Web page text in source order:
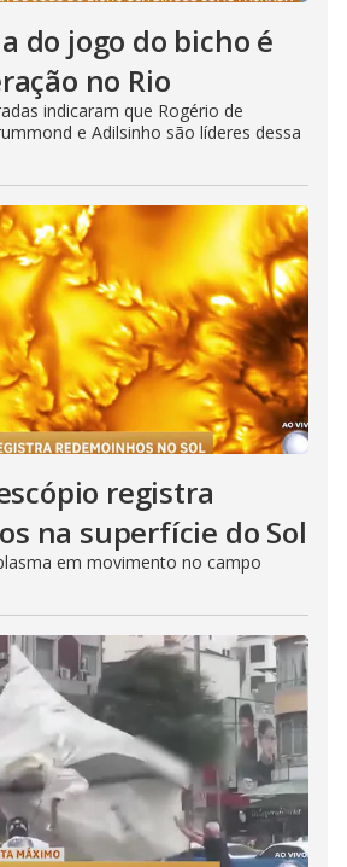
do jogo do bicho é
no Rio
indicaram que Rogério de
e Adilsinho são líderes dessa
registra
na superfície do Sol
em movimento no campo